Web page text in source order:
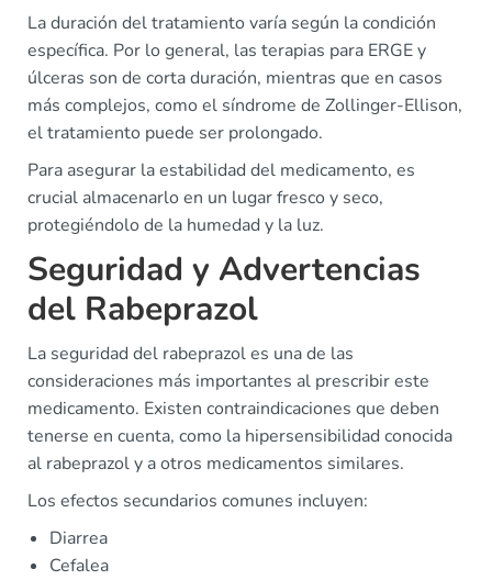
La duración del tratamiento varía según la condición
específica. Por lo general, las terapias para ERGE y
úlceras son de corta duración, mientras que en casos
más complejos, como el síndrome de Zollinger-Ellison,
el tratamiento puede ser prolongado.
Para asegurar la estabilidad del medicamento, es
crucial almacenarlo en un lugar fresco y seco,
protegiéndolo de la humedad y la luz.
Seguridad y Advertencias
del Rabeprazol
La seguridad del rabeprazol es una de las
consideraciones más importantes al prescribir este
medicamento. Existen contraindicaciones que deben
tenerse en cuenta, como la hipersensibilidad conocida
al rabeprazol y a otros medicamentos similares.
Los efectos secundarios comunes incluyen:
Diarrea
Cefalea